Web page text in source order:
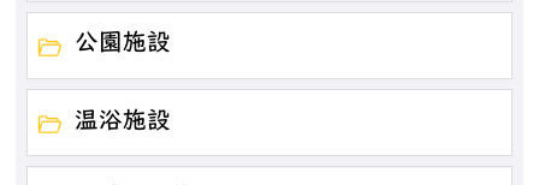
公園施設
温浴施設